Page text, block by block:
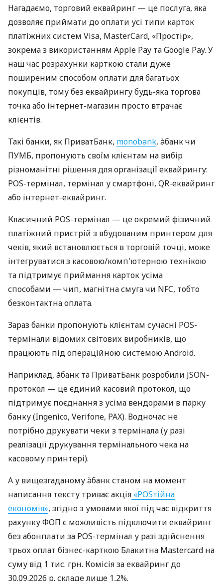
Нагадаємо, торговий еквайринг — це послуга, яка
дозволяє приймати до оплати усі типи карток
платіжних систем Visa, MasterCard, «Простір»,
зокрема з використанням Apple Pay та Google Pay. У
наш час розрахунки карткою стали дуже
поширеним способом оплати для багатьох
покупців, тому без еквайрингу будь-яка торгова
точка або інтернет-магазин просто втрачає
клієнтів.
Такі банки, як ПриватБанк, monobank, àбанк чи
ПУМБ, пропонують своїм клієнтам на вибір
різноманітні рішення для організації еквайрингу:
POS-термінал, термінал у смартфоні, QR-еквайринг
або інтернет-еквайринг.
Класичний POS-термінал — це окремий фізичний
платіжний пристрій з вбудованим принтером для
чеків, який встановлюється в торговій точці, може
інтегруватися з касовою/комп'ютерною технікою
та підтримує приймання карток усіма
способами — чип, магнітна смуга чи NFC, тобто
безконтактна оплата.
Зараз банки пропонують клієнтам сучасні POS-
термінали відомих світових виробників, що
працюють під операційною системою Android.
Наприклад, àбанк та ПриватБанк розробили JSON-
протокол — це єдиний касовий протокол, що
підтримує поєднання з усіма вендорами в парку
банку (Ingenico, Verifone, PAX). Водночас не
потрібно друкувати чеки з термінала (у разі
реалізації друкування термінального чека на
касовому принтері).
А у вищезгаданому àбанк станом на момент
написання тексту триває акція «POSтійна
економія», згідно з умовами якої під час відкриття
рахунку ФОП є можливість підключити еквайринг
без абонплати за POS-термінал у разі здійснення
трьох оплат бізнес-карткою Блакитна Mastercard на
суму від 1 тис. грн. Комісія за еквайринг до
30.09.2026 р. складе лише 1,2%.